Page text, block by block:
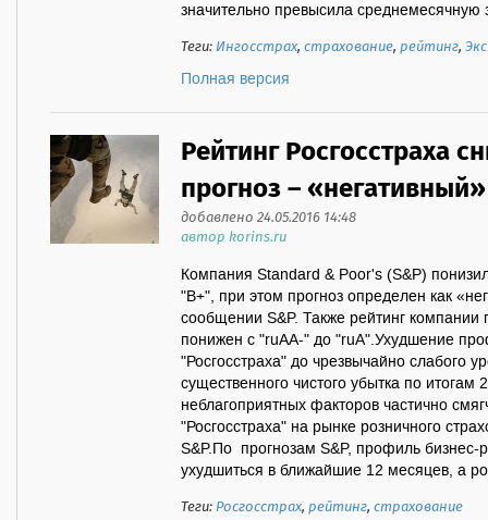
значительно превысила среднемесячную
Теги:Ингосстрах,страхование,рейтинг,
Полная версия
Рейтинг Росгосстраха
прогноз – «негативный»
добавлено 24.05.2016 14:48
автор korins.ru
Компания Standard & Poor's (S&P)
"B+", при этом прогноз определен как
сообщении S&P. Также рейтинг
понижен с "ruAA-" до "ruA".Ухудшение
"Росгосстраха" до чрезвычайно слабого
существенного чистого убытка по итогам
неблагоприятных факторов частично
"Росгосстраха" на рынке розничного
S&P.По прогнозам S&P, профиль бизнес-
ухудшиться в ближайшие 12 месяцев, а
Теги:Росгосстрах,рейтинг,страхование